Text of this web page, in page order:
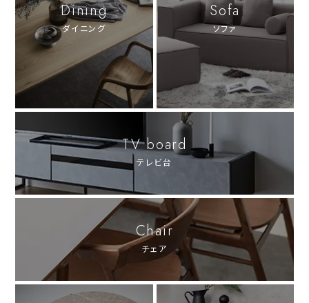
Dining
ダイニング
Sofa
ソファ
TV board
テレビ台
Chair
チェア